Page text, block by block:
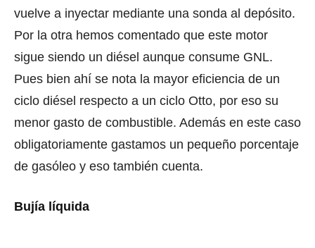
vuelve a inyectar mediante una sonda al depósito.
Por la otra hemos comentado que este motor
sigue siendo un diésel aunque consume GNL.
Pues bien ahí se nota la mayor eficiencia de un
ciclo diésel respecto a un ciclo Otto, por eso su
menor gasto de combustible. Además en este caso
obligatoriamente gastamos un pequeño porcentaje
de gasóleo y eso también cuenta.
Bujía líquida